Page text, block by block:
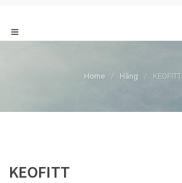
Home / Hãng / KEOFITT
KEOFITT